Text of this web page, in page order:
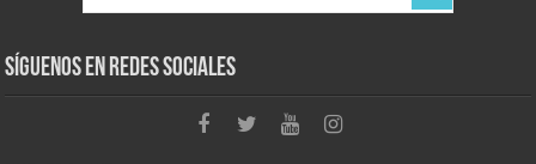
Síguenos en Redes Sociales